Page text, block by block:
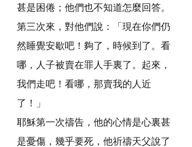
甚是困倦；他們也不知道怎麼回答。
第三次來，對他們說：「現在你們仍
然睡覺安歇吧！夠了，時候到了。看
哪，人子被賣在罪人手裏了。起來，
我們走吧！看哪，那賣我的人近
了！」
耶穌第一次禱告，他的心情是心裏甚
是憂傷，幾乎要死，他祈禱天父說了